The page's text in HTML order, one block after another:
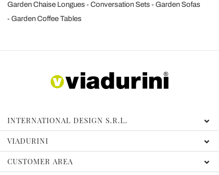
Garden Chaise Longues Conversation Sets
Garden Sofas
Garden Coffee Tables
INTERNATIONAL DESIGN S.R.L.
VIADURINI
CUSTOMER AREA